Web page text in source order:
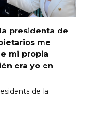
presidenta de
me
mi propia
era yo en
de la